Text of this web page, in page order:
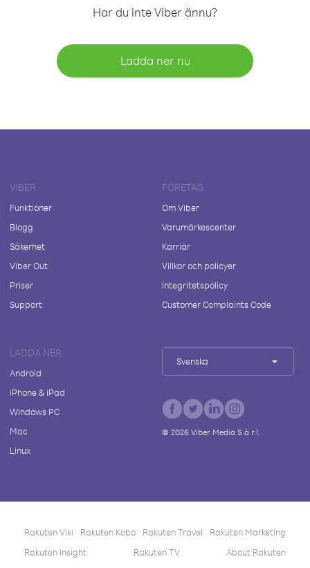
Har du inte Viber ännu?
Ladda ner nu
VIBER
Funktioner
Blogg
Säkerhet
Viber Out
Priser
Support
FÖRETAG
Om Viber
Varumärkescenter
Karriär
Villkor och policyer
Integritetspolicy
Customer Complaints Code
LADDA NER
Android
iPhone & iPad
Windows PC
Mac
Linux
Svenska
© 2026Viber Media S.à r.l.
Rakuten Viki Rakuten Kobo Rakuten Travel
Rakuten Marketing
Rakuten Insight
Rakuten TV About Rakuten